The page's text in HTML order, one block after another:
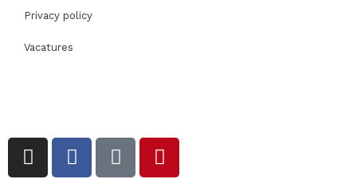
Privacy policy
Vacatures
I
n
F
a
T
i
P
i